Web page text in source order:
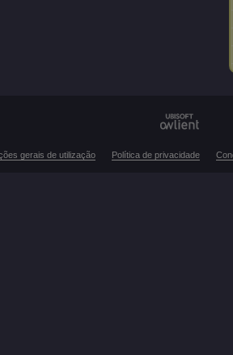
gerais de utilização Política de privacidade